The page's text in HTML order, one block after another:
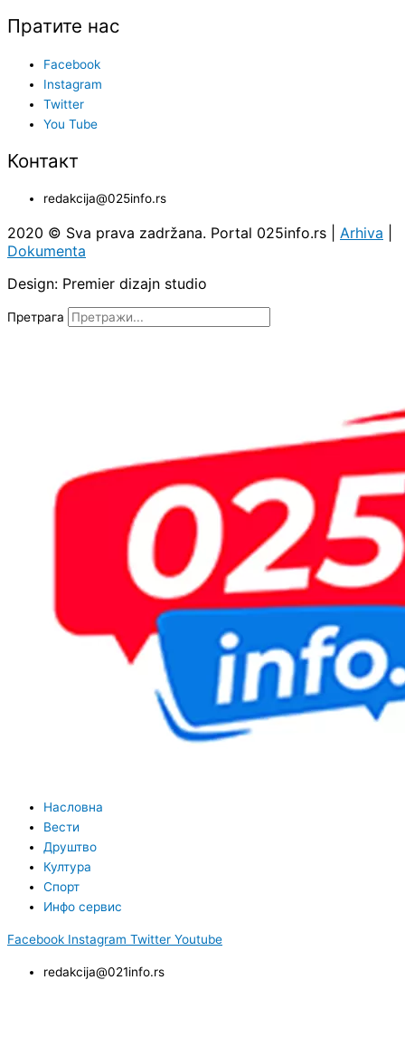
Пратите нас
Facebook
Instagram
Twitter
You Tube
Контакт
redakcija@025info.rs
2020 © Sva prava zadržana. Portal 025info.rs | Arhiva
Dokumenta
Design: Premier dizajn studio
Претрага
Насловна
Вести
Друштво
Култура
Спорт
Инфо сервис
Facebook Instagram Twitter Youtube
redakcija@021info.rs